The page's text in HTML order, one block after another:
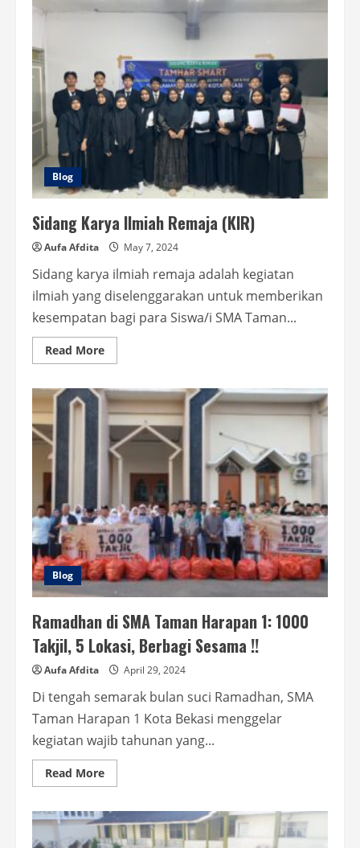
Inspirasi
Tangguh
dan
Berakhlak
di
SMA
Taman
Harapan
Blog
Sidang Karya Ilmiah Remaja (KIR)
Aufa Afdita May 7, 2024
Sidang karya ilmiah remaja adalah kegiatan
ilmiah yang diselenggarakan untuk memberikan
kesempatan bagi para Siswa/i SMA Taman...
Read MoreRead
more
Karya
Ilmiah
Remaja
(KIR)
Blog
Ramadhan di SMA Taman Harapan 1: 1000
Takjil, 5 Lokasi, Berbagi Sesama !!
Aufa Afdita April 29, 2024
Di tengah semarak bulan suci Ramadhan, SMA
Taman Harapan 1 Kota Bekasi menggelar
kegiatan wajib tahunan yang...
Read MoreRead
more
di
SMA
Taman